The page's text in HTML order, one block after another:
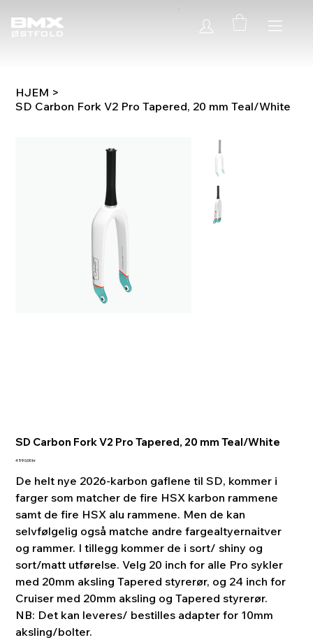
HJEM >
SD Carbon Fork V2 Pro Tapered, 20 mm Teal/White
SD Carbon Fork V2 Pro Tapered, 20 mm Teal/White
Pris
4 590,00 kr
De helt nye 2026-karbon gaflene til SD, kommer i
farger som matcher de fire HSX karbon rammene
samt de fire HSX alu rammene. Men de kan
selvfølgelig også matche andre fargealtyernaitver
og rammer. I tillegg kommer de i sort/ shiny og
sort/matt utførelse. Velg 20 inch for alle Pro sykler
med 20mm aksling Tapered styrerør, og 24 inch for
Cruiser med 20mm aksling og Tapered styrerør.
NB: Det kan leveres/ bestilles adapter for 10mm
aksling/bolter.